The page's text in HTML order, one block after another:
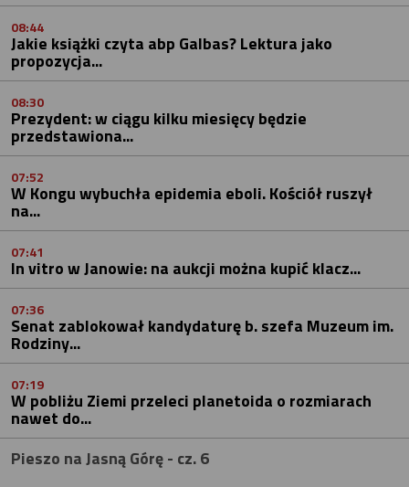
08:44
Jakie książki czyta abp Galbas? Lektura jako
propozycja...
08:30
Prezydent: w ciągu kilku miesięcy będzie
przedstawiona...
07:52
W Kongu wybuchła epidemia eboli. Kościół ruszył
na...
07:41
In vitro w Janowie: na aukcji można kupić klacz...
07:36
Senat zablokował kandydaturę b. szefa Muzeum im.
Rodziny...
07:19
W pobliżu Ziemi przeleci planetoida o rozmiarach
nawet do...
Pieszo na Jasną Górę - cz. 6